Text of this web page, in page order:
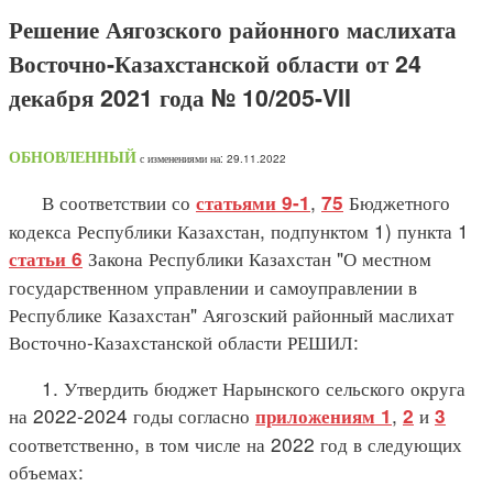
Решение Аягозского районного маслихата
Восточно-Казахстанской области от 24
декабря 2021 года № 10/205-VII
ОБНОВЛЕННЫЙ с изменениями на: 29.11.2022
В соответствии со статьями 9-1, 75 Бюджетного
кодекса Республики Казахстан, подпунктом 1) пункта 1
статьи 6 Закона Республики Казахстан "О местном
государственном управлении и самоуправлении в
Республике Казахстан" Аягозский районный маслихат
Восточно-Казахстанской области РЕШИЛ:
1. Утвердить бюджет Нарынского сельского округа
на 2022-2024 годы согласно приложениям 1, 2 и 3
соответственно, в том числе на 2022 год в следующих
объемах: